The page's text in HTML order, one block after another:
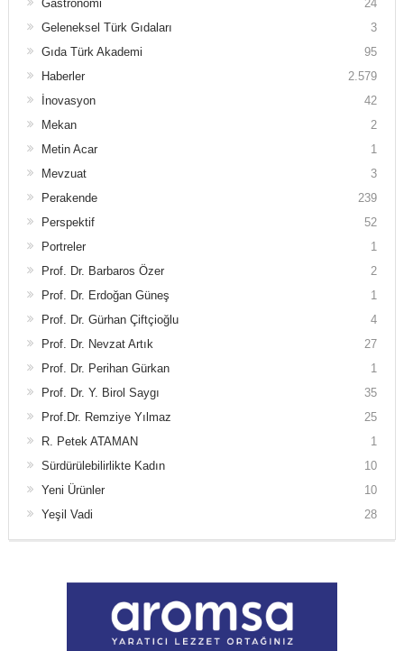
Gastronomi
24
Geleneksel Türk Gıdaları
3
Gıda Türk Akademi
95
Haberler
2.579
İnovasyon
42
Mekan
2
Metin Acar
1
Mevzuat
3
Perakende
239
Perspektif
52
Portreler
1
Prof. Dr. Barbaros Özer
2
Prof. Dr. Erdoğan Güneş
1
Prof. Dr. Gürhan Çiftçioğlu
4
Prof. Dr. Nevzat Artık
27
Prof. Dr. Perihan Gürkan
1
Prof. Dr. Y. Birol Saygı
35
Prof.Dr. Remziye Yılmaz
25
R. Petek ATAMAN
1
Sürdürülebilirlikte Kadın
10
Yeni Ürünler
10
Yeşil Vadi
28